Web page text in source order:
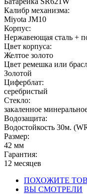
Калибр механизма:
Miyota JM10
Корпус:
Нержавеющая сталь +
Цвет корпуса:
Желтое золото
Цвет ремешка или
Золотой
Циферблат:
серебристый
Стекло:
закаленное
Водозащита:
Водостойкость 30м.
Размер:
42 мм
Гарантия:
12 месяцев
ПОХОЖИТЕ
ВЫ СМОТРЕЛИ